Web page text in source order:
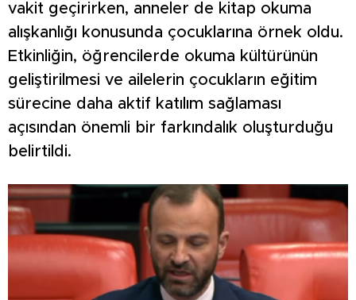
vakit geçirirken, anneler de kitap okuma
alışkanlığı konusunda çocuklarına örnek oldu.
Etkinliğin, öğrencilerde okuma kültürünün
geliştirilmesi ve ailelerin çocukların eğitim
sürecine daha aktif katılım sağlaması
açısından önemli bir farkındalık oluşturduğu
belirtildi.